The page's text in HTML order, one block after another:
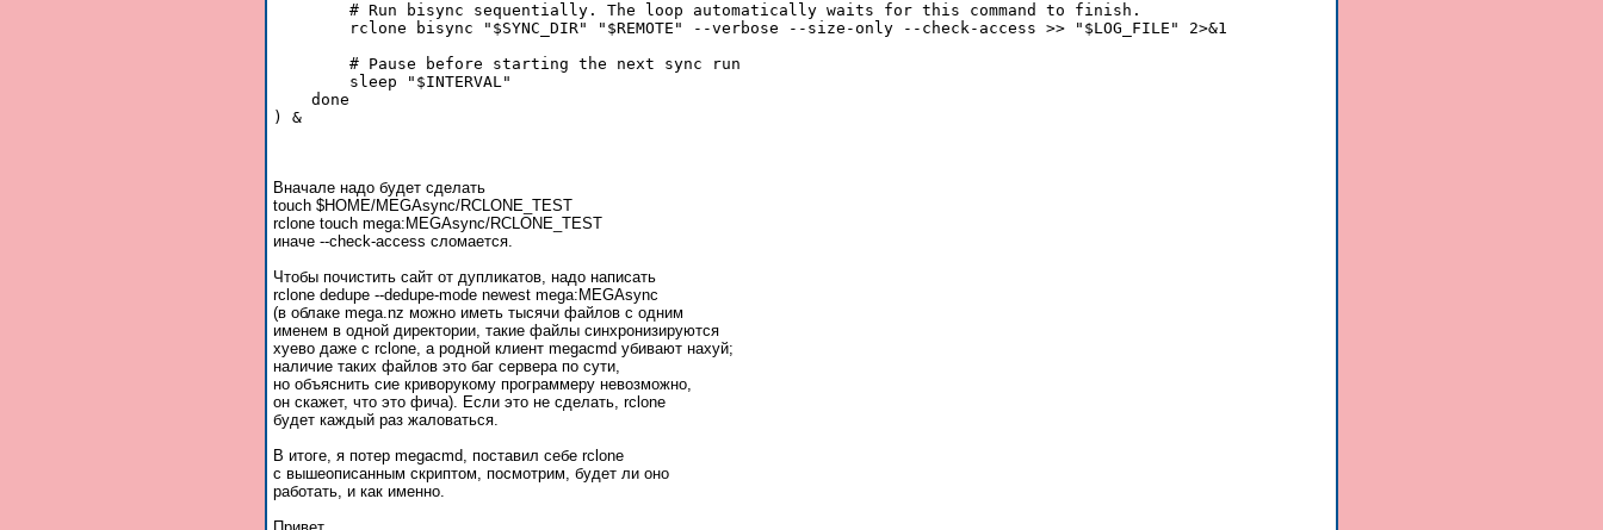
        # Run bisync sequentially. The loop automatically waits for this command to finish.
        rclone bisync "$SYNC_DIR" "$REMOTE" --verbose --size-only --check-access >> "$LOG_FILE" 2>&1
        # Pause before starting the next sync run
        sleep "$INTERVAL"
    done
Вначале надо будет сделать
touch $HOME/MEGAsync/RCLONE_TEST
rclone touch mega:MEGAsync/RCLONE_TEST
иначе --check-access сломается.
Чтобы почистить сайт от дупликатов, надо написать
rclone dedupe --dedupe-mode newest mega:MEGAsync
(в облаке mega.nz можно иметь тысячи файлов с одним
именем в одной директории, такие файлы синхронизируются
хуево даже с rclone, а родной клиент megacmd убивают нахуй;
наличие таких файлов это баг сервера по сути,
но объяснить сие криворукому программеру невозможно,
он скажет, что это фича). Если это не сделать, rclone
будет каждый раз жаловаться.
В итоге, я потер megacmd, поставил себе rclone
с вышеописанным скриптом, посмотрим, будет ли оно
работать, и как именно.